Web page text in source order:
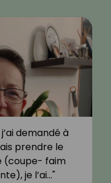
Virginie D, -
des
rarement
apéros